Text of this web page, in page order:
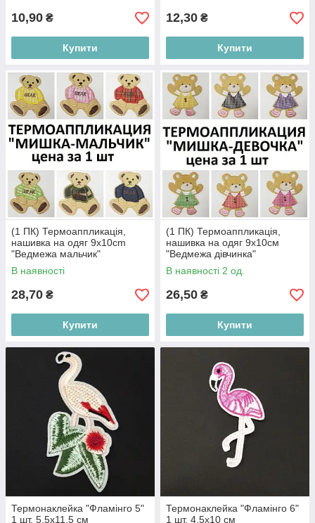
10,90 ₴
Купити
12,30 ₴
Купити
(1 ПК) Термоаппликація,
нашивка на одяг 9x10cm
"Ведмежа мальчик"
В наявності
28,70 ₴
Купити
(1 ПК) Термоаппликація,
нашивка на одяг 9x10см
"Ведмежа дівчинка"
В наявності 2 од.
26,50 ₴
Купити
Термонаклейка "Фламінго 5"
1 шт, 5,5х11,5 см
Термонаклейка "Фламінго 6"
1 шт, 4,5х10 см